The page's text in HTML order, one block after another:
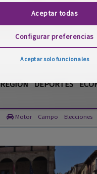
REGIÓN DEPORTES
Aceptar todas
Configurar preferencias
Aceptar solo funcionales